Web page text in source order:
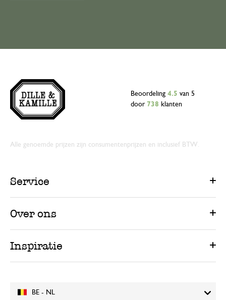
BE - NL
Beoordeling 4.5 van 5
door 738 klanten
Alle genoemde prijzen zijn consumentenprijzen en inclusief BTW.
Service
Over ons
Inspiratie